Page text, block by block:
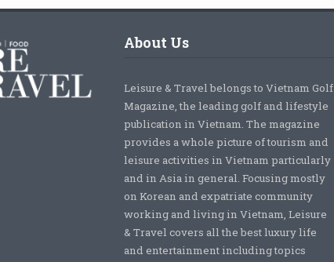
About Us
Leisure & Travel belongs to Vietnam Golf
Magazine, the leading golf and lifestyle
publication in Vietnam. The magazine
provides a whole picture of tourism and
leisure activities in Vietnam particularly
and in Asia in general. Focusing mostly
on Korean and expatriate community
working and living in Vietnam, Leisure
& Travel covers all the best luxury life
and entertainment including topics